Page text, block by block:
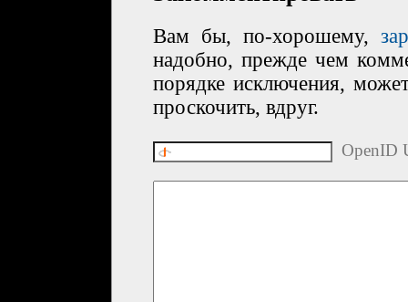
Вам бы, по-хорошему,
надобно, прежде чем
порядке исключения,
проскочить, вдруг.
OpenID